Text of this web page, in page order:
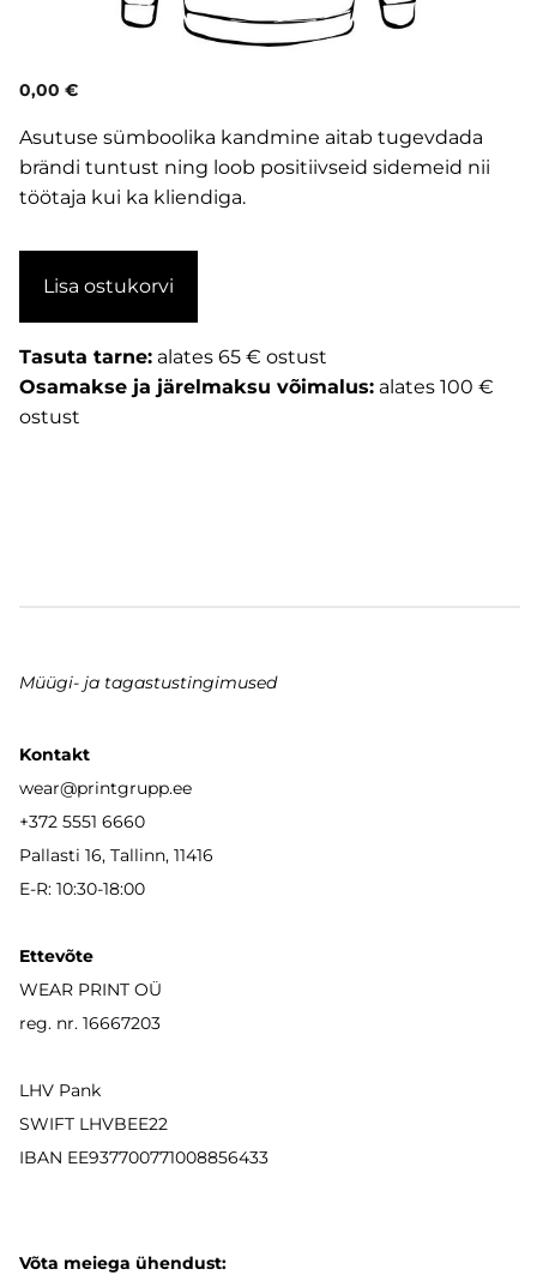
0,00 €
Asutuse sümboolika kandmine aitab tugevdada
brändi tuntust ning loob positiivseid sidemeid nii
töötaja kui ka kliendiga.
Lisa ostukorvi
Tasuta tarne: alates 65 € ostust
Osamakse ja järelmaksu võimalus: alates 100 €
ostust
Müügi- ja tagastustingimused
Kontakt
wear@printgrupp.ee
+372 5551 6660
Pallasti 16, Tallinn, 11416
E-R: 10:30-18:00
Ettevõte
WEAR PRINT OÜ
reg. nr. 16667203
LHV Pank
SWIFT LHVBEE22
IBAN EE937700771008856433
Võta meiega ühendust: